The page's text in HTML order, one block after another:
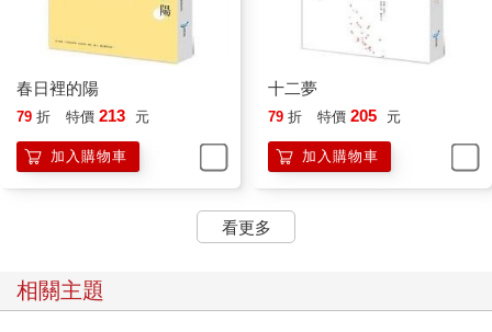
蔡欣頤在恐懼中匆匆出了石頭，她贏了姚淇，所以接著由她舉起
微微顫抖的食指，對著姚淇的臉，結結巴巴地說完剩下的口令，
「男、男生女生……配！」
蔡欣頤的食指一往左邊劃去，姚淇的頭就同時往右邊轉，第一回
「看吧，都跟妳說沒事了。」姚淇莞爾一笑，「再玩一次？」
旁觀兩人詭異又平和的猜拳過程，我心中正疑惑著，就看到第二
姚淇姿態優雅地對蔡欣頤舉起右手，待那句口令一說完，她的手
春日裡的陽
79 折 特價 213 元
加入購物車
十二夢
79 折 特價 205 元
加入購物車
看更多
相關主題